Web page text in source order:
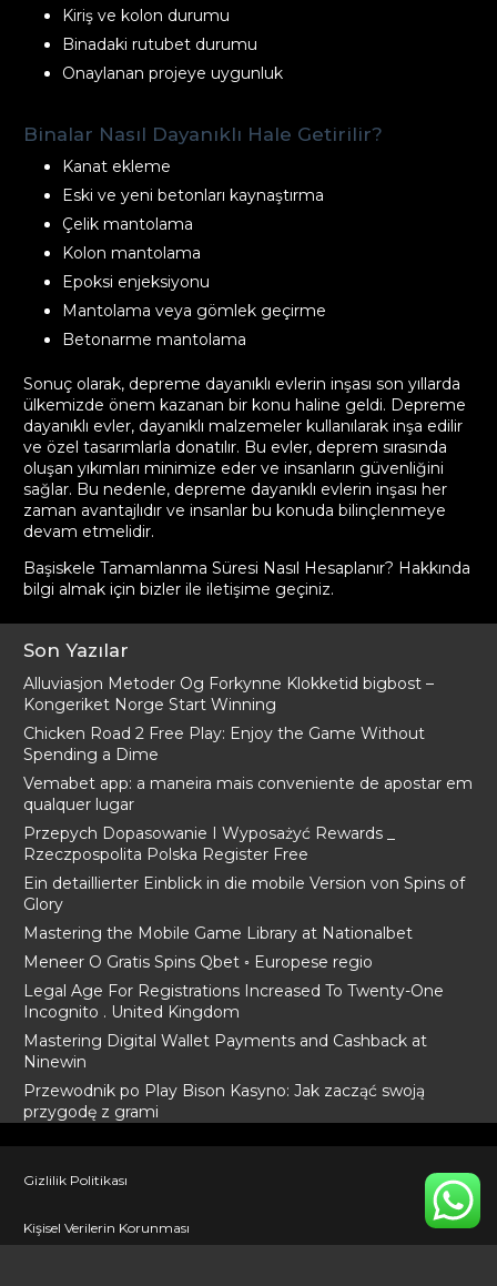
Kiriş ve kolon durumu
Binadaki rutubet durumu
Onaylanan projeye uygunluk
Binalar Nasıl Dayanıklı Hale Getirilir?
Kanat ekleme
Eski ve yeni betonları kaynaştırma
Çelik mantolama
Kolon mantolama
Epoksi enjeksiyonu
Mantolama veya gömlek geçirme
Betonarme mantolama
Sonuç olarak, depreme dayanıklı evlerin inşası son yıllarda
ülkemizde önem kazanan bir konu haline geldi. Depreme
dayanıklı evler, dayanıklı malzemeler kullanılarak inşa edilir
ve özel tasarımlarla donatılır. Bu evler, deprem sırasında
oluşan yıkımları minimize eder ve insanların güvenliğini
sağlar. Bu nedenle, depreme dayanıklı evlerin inşası her
zaman avantajlıdır ve insanlar bu konuda bilinçlenmeye
devam etmelidir.
Başiskele Tamamlanma Süresi Nasıl Hesaplanır? Hakkında
bilgi almak için bizler ile iletişime geçiniz.
Son Yazılar
Alluviasjon Metoder Og Forkynne Klokketid bigbost –
Kongeriket Norge Start Winning
Chicken Road 2 Free Play: Enjoy the Game Without
Spending a Dime
Vemabet app: a maneira mais conveniente de apostar em
qualquer lugar
Przepych Dopasowanie I Wyposażyć Rewards _
Rzeczpospolita Polska Register Free
Ein detaillierter Einblick in die mobile Version von Spins of
Glory
Mastering the Mobile Game Library at Nationalbet
Meneer O Gratis Spins Qbet ◦ Europese regio
Legal Age For Registrations Increased To Twenty-One
Incognito . United Kingdom
Mastering Digital Wallet Payments and Cashback at
Ninewin
Przewodnik po Play Bison Kasyno: Jak zacząć swoją
przygodę z grami
Gizlilik Politikası
Kişisel Verilerin Korunması